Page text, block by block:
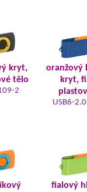
kryt,
tělo
2
oranžový
kryt,
USB6-
fialový